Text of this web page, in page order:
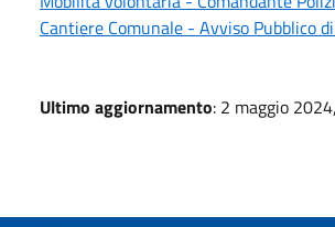
Cantiere Comunale - Avviso Pubblico
Ultimo aggiornamento: 2 maggio